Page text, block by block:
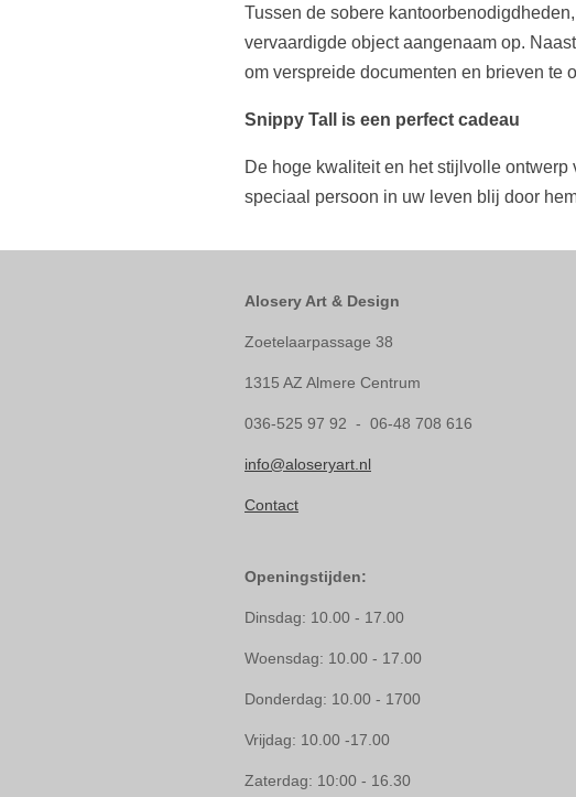
Tussen de sobere
vervaardigde object aangenaam op.
om verspreide documenten en brieven te
Snippy Tall is een perfect cadeau
De hoge kwaliteit en het stijlvolle
speciaal persoon in uw leven blij door
Alosery Art & Design
Zoetelaarpassage 38
1315 AZ Almere Centrum
036-525 97 92 - 06-48 708 616
info@aloseryart.nl
Contact
Openingstijden:
Dinsdag: 10.00 - 17.00
Woensdag: 10.00 - 17.00
Donderdag: 10.00 - 1700
Vrijdag: 10.00 -17.00
Zaterdag: 10:00 - 16.30